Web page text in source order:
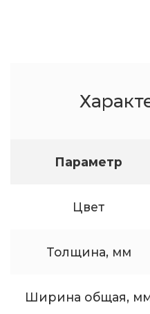
Параметр
Цвет
Толщина, мм
Ширина общая,